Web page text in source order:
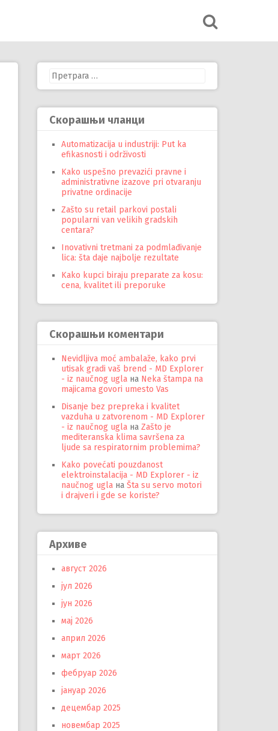
Претрага
за:
Скорашњи чланци
Automatizacija u industriji: Put ka
efikasnosti i održivosti
Kako uspešno prevazići pravne i
administrativne izazove pri otvaranju
privatne ordinacije
Zašto su retail parkovi postali
popularni van velikih gradskih
centara?
Inovativni tretmani za podmlađivanje
lica: šta daje najbolje rezultate
Kako kupci biraju preparate za kosu:
cena, kvalitet ili preporuke
Скорашњи коментари
Nevidljiva moć ambalaže, kako prvi
utisak gradi vaš brend - MD Explorer
- iz naučnog ugla на Neka štampa na
majicama govori umesto Vas
Disanje bez prepreka i kvalitet
vazduha u zatvorenom - MD Explorer
- iz naučnog ugla на Zašto je
mediteranska klima savršena za
ljude sa respiratornim problemima?
Kako povećati pouzdanost
elektroinstalacija - MD Explorer - iz
naučnog ugla на Šta su servo motori
i drajveri i gde se koriste?
Архиве
август 2026
јул 2026
јун 2026
мај 2026
април 2026
март 2026
фебруар 2026
јануар 2026
децембар 2025
новембар 2025